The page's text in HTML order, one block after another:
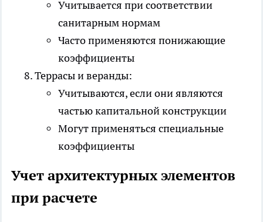
Учитывается при соответствии
санитарным нормам
Часто применяются понижающие
коэффициенты
Террасы и веранды:
Учитываются, если они являются
частью капитальной конструкции
Могут применяться специальные
коэффициенты
Учет архитектурных элементов
при расчете